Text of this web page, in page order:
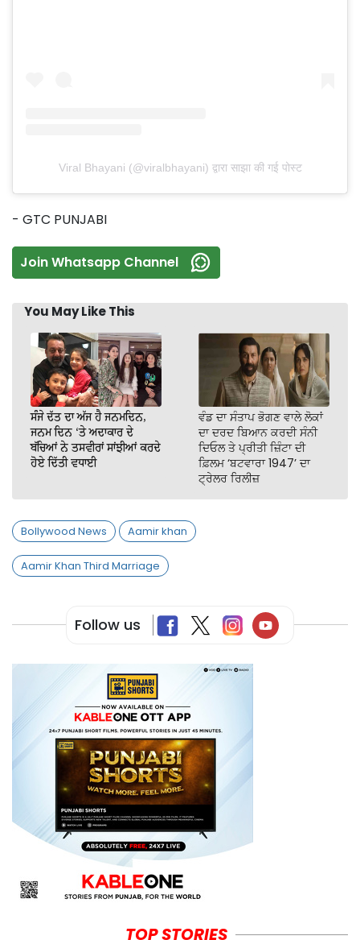
Viral Bhayani (@viralbhayani) द्वारा साझा की गई पोस्ट
- GTC PUNJABI
Join Whatsapp Channel
You May Like This
ਸੰਜੇ ਦੱਤ ਦਾ ਅੱਜ ਹੈ ਜਨਮਦਿਨ,
ਜਨਮ ਦਿਨ ‘ਤੇ ਅਦਾਕਾਰ ਦੇ
ਬੱਚਿਆਂ ਨੇ ਤਸਵੀਰਾਂ ਸਾਂਝੀਆਂ ਕਰਦੇ
ਹੋਏ ਦਿੱਤੀ ਵਧਾਈ
ਵੰਡ ਦਾ ਸੰਤਾਪ ਭੋਗਣ ਵਾਲੇ ਲੋਕਾਂ
ਦਾ ਦਰਦ ਬਿਆਨ ਕਰਦੀ ਸੰਨੀ
ਦਿਓਲ ਤੇ ਪ੍ਰੀਤੀ ਜ਼ਿੰਟਾ ਦੀ
ਫ਼ਿਲਮ ‘ਬਟਵਾਰਾ 1947’ ਦਾ
ਟ੍ਰੇਲਰ ਰਿਲੀਜ਼
Bollywood News Aamir khan
Aamir Khan Third Marriage
Follow us
TOP STORIES